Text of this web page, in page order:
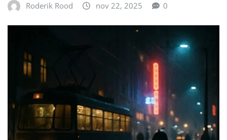
Roderik Rood nov 22, 2025 0